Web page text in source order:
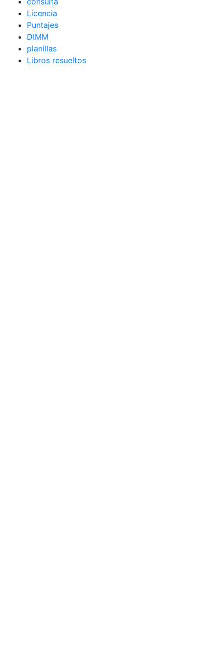
Licencia
Puntajes
DIMM
planillas
Libros resueltos